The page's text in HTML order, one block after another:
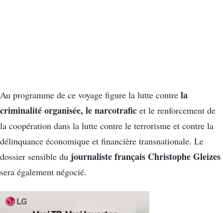
Au programme de ce voyage figure la lutte contre la
criminalité organisée, le narcotrafic et le renforcement de
la coopération dans la lutte contre le terrorisme et contre la
délinquance économique et financière transnationale. Le
dossier sensible du journaliste français Christophe Gleizes
sera également négocié.